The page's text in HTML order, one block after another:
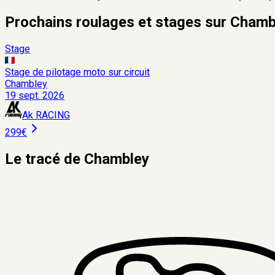
Prochains roulages et stages sur
Stage
Stage de pilotage moto sur circuit
Chambley
19 sept. 2026
Ak RACING
299€
Le tracé de Chambley